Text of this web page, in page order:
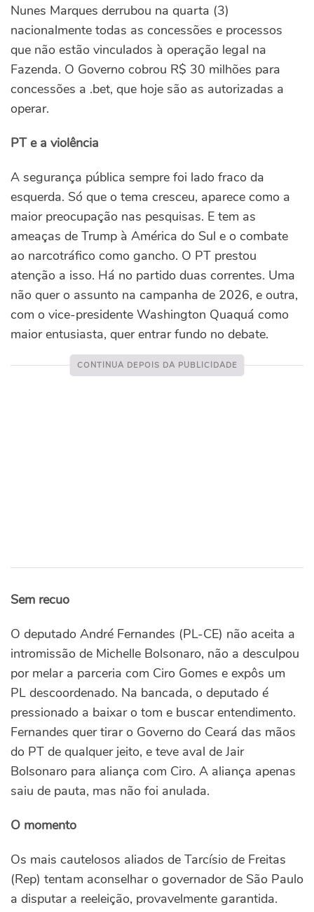
Nunes Marques derrubou na quarta (3)
nacionalmente todas as concessões e processos
que não estão vinculados à operação legal na
Fazenda. O Governo cobrou R$ 30 milhões para
concessões a .bet, que hoje são as autorizadas a
operar.
PT e a violência
A segurança pública sempre foi lado fraco da
esquerda. Só que o tema cresceu, aparece como a
maior preocupação nas pesquisas. E tem as
ameaças de Trump à América do Sul e o combate
ao narcotráfico como gancho. O PT prestou
atenção a isso. Há no partido duas correntes. Uma
não quer o assunto na campanha de 2026, e outra,
com o vice-presidente Washington Quaquá como
maior entusiasta, quer entrar fundo no debate.
Sem recuo
O deputado André Fernandes (PL-CE) não aceita a
intromissão de Michelle Bolsonaro, não a desculpou
por melar a parceria com Ciro Gomes e expôs um
PL descoordenado. Na bancada, o deputado é
pressionado a baixar o tom e buscar entendimento.
Fernandes quer tirar o Governo do Ceará das mãos
do PT de qualquer jeito, e teve aval de Jair
Bolsonaro para aliança com Ciro. A aliança apenas
saiu de pauta, mas não foi anulada.
O momento
Os mais cautelosos aliados de Tarcísio de Freitas
(Rep) tentam aconselhar o governador de São Paulo
a disputar a reeleição, provavelmente garantida.